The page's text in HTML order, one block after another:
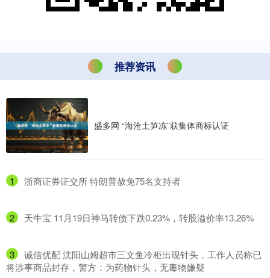
推荐资讯
盛多网 “海沧土笋冻”获集体商标认证
1 ​浙商证券证交所 特朗普赦免75名支持者
2 ​天牛宝 11月19日神马转债下跌0.23%，转股溢价率13.26%
3
​诚信优配 沈阳山姆超市三文鱼冷柜出现针头，工作人员称已
将涉事商品封存，警方：为药物针头，无毒物嫌疑